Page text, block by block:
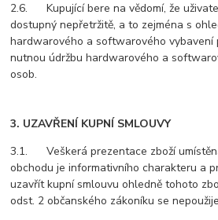
2.6. Kupující bere na vědomí, že
dostupný nepřetržitě, a to zejména s
hardwarového a softwarového vybavení
nutnou údržbu hardwarového a
osob.
3. UZAVŘENÍ KUPNÍ SMLOUVY
3.1. Veškerá prezentace zboží
obchodu je informativního charakteru a
uzavřít kupní smlouvu ohledně tohoto
odst. 2 občanského zákoníku se